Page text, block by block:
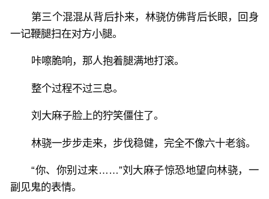
第三个混混从背后扑来，林骁仿佛背后长眼，回身
一记鞭腿扫在对方小腿。
咔嚓脆响，那人抱着腿满地打滚。
整个过程不过三息。
刘大麻子脸上的狞笑僵住了。
林骁一步步走来，步伐稳健，完全不像六十老翁。
“你、你别过来……”刘大麻子惊恐地望向林骁，一
副见鬼的表情。